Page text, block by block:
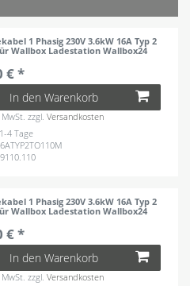
1 Phasig 230V 3.6kW 16A Typ 2
Wallbox Ladestation Wallbox24
€ *
In den Warenkorb
zzgl.Versandkosten
4 Tage
1 Phasig 230V 3.6kW 16A Typ 2
Wallbox Ladestation Wallbox24
€ *
In den Warenkorb
zzgl.Versandkosten